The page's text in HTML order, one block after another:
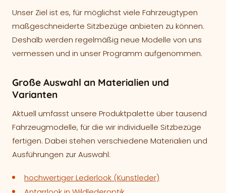
Unser Ziel ist es, für möglichst viele Fahrzeugtypen
maßgeschneiderte Sitzbezüge anbieten zu können.
Deshalb werden regelmäßig neue Modelle von uns
vermessen und in unser Programm aufgenommen.
Große Auswahl an Materialien und
Varianten
Aktuell umfasst unsere Produktpalette über tausend
Fahrzeugmodelle, für die wir individuelle Sitzbezüge
fertigen. Dabei stehen verschiedene Materialien und
Ausführungen zur Auswahl:
hochwertiger Lederlook (Kunstleder)